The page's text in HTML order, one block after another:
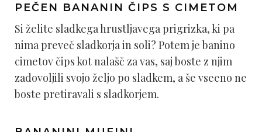
PEČEN BANANIN ČIPS S CIMETOM
Si želite sladkega hrustljavega prigrizka, ki pa
nima preveč sladkorja in soli? Potem je banino
cimetov čips kot nalašč za vas, saj boste z njim
zadovoljili svojo željo po sladkem, a še vseeno ne
boste pretiravali s sladkorjem.